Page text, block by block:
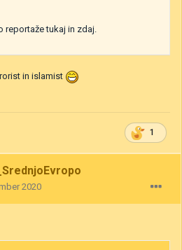
reportaže tukaj in zdaj.
in islamist
1
2020